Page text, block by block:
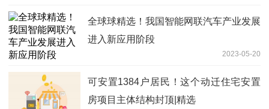
全球球精选！我国智能网联汽车产业发展
进入新应用阶段
2023-05-20
可安置1384户居民！这个动迁住宅安置
房项目主体结构封顶|精选